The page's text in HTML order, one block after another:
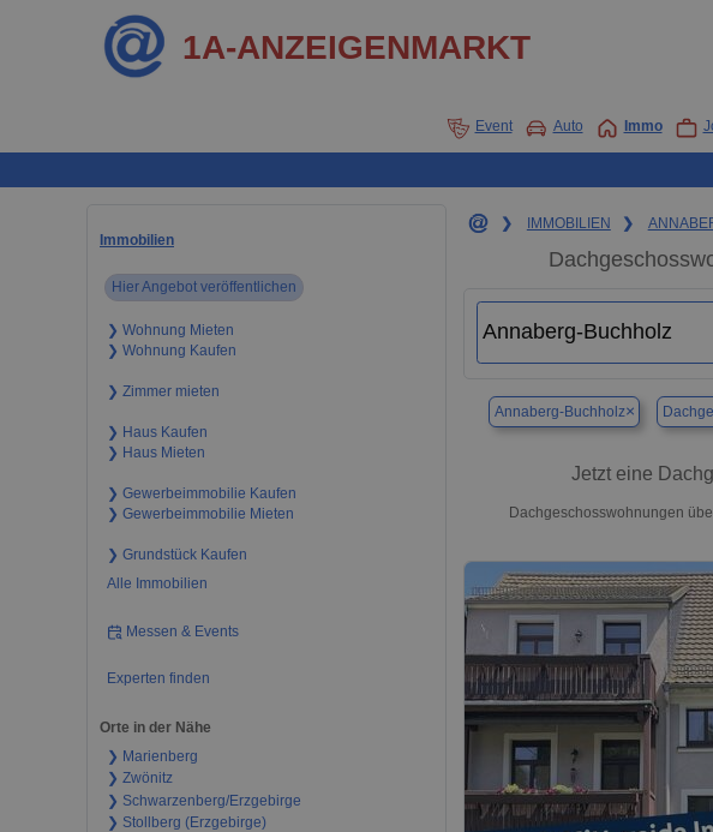
1A-ANZEIGENMARKT
Event Auto Immo
Immobilien
Hier Angebot veröffentlichen
❯ Wohnung Mieten
❯ Wohnung Kaufen
❯ Zimmer mieten
❯ Haus Kaufen
❯ Haus Mieten
❯ Gewerbeimmobilie Kaufen
❯ Gewerbeimmobilie Mieten
❯ Grundstück Kaufen
Alle Immobilien
Messen & Events
Experten finden
Orte in der Nähe
❯ Marienberg
❯ Zwönitz
❯ Schwarzenberg/Erzgebirge
❯ Stollberg (Erzgebirge)
❯ IMMOBILIEN ❯
Annaberg-Buchholz×
Jetzt eine
Dachgeschosswohnungen